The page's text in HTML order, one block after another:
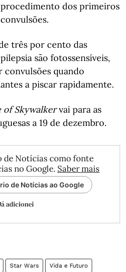
dos primeiros
três por cento das
são fotossensíveis,
convulsões quando
a piscar rapidamente.
of Skywalkervai para as
a 19 de dezembro.
de Notícias como fonte
no Google. Saber mais
de Notícias ao Google
adicionei
Star Wars Vida e Futuro